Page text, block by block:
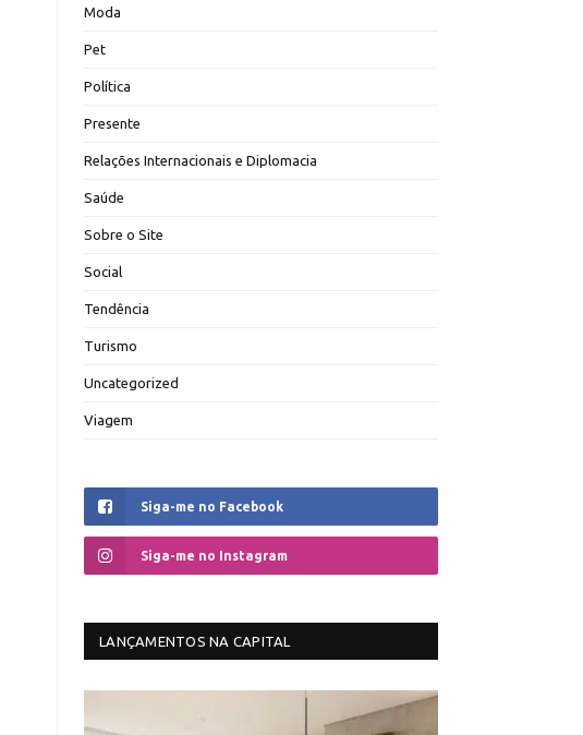
Moda
Pet
Política
Presente
Relações Internacionais e Diplomacia
Saúde
Sobre o Site
Social
Tendência
Turismo
Uncategorized
Viagem
Siga-me no Facebook
Siga-me no Instagram
LANÇAMENTOS NA CAPITAL